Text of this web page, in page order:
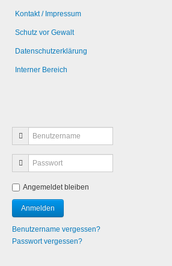
Kontakt / Impressum
Schutz vor Gewalt
Datenschutzerklärung
Interner Bereich
Angemeldet bleiben
Benutzername vergessen?
Passwort vergessen?